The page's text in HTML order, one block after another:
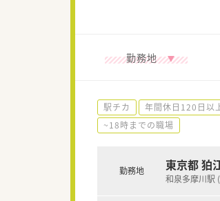
勤務地
駅チカ 年間休日120日以
~18時までの職場
勤務地 東京都 狛
和泉多摩川駅